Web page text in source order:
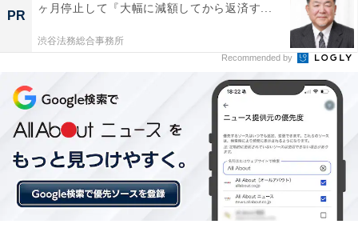
PR
ヶ月停止して『大幅に減額してから返済す...
渋谷法務総合事務所
Recommended by